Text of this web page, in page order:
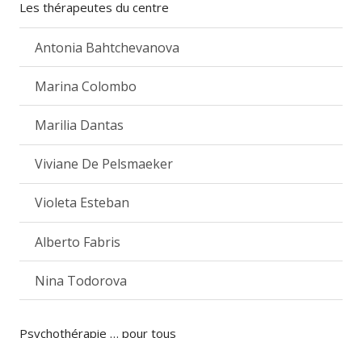
Les thérapeutes du centre
Antonia Bahtchevanova
Marina Colombo
Marilia Dantas
Viviane De Pelsmaeker
Violeta Esteban
Alberto Fabris
Nina Todorova
Psychothérapie … pour tous